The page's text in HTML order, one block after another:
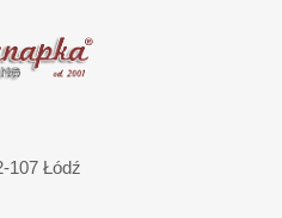
107 Łódź